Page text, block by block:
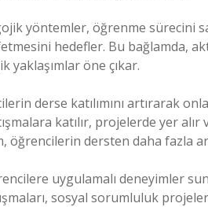
yöntemler, öğrenme sürecini
hedefler. Bu bağlamda,
yaklaşımlar öne çıkar.
derse katılımını artırarak
katılır, projelerde yer
dersten daha fazla
uygulamalı deneyimler
sosyal sorumluluk